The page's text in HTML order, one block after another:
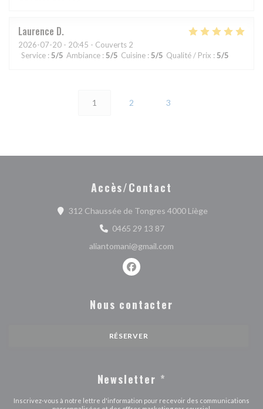
Laurence D
2026-07-20 - 20:45 - Couverts 2
Service : 5/5 Ambiance : 5/5 Cuisine : 5/5 Qualité / Prix : 5/5
1 2 3
Accès/Contact
312 Chaussée de Tongres 4000 Liège
0465 29 13 87
aliantomani@gmail.com
Facebook ((ouvre une nouvelle
Nous contacter
RÉSERVER
Newsletter *
Inscrivez-vous à notre lettre d'information pour recevoir des communications